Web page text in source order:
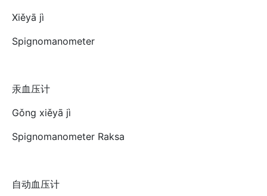
Xiěyā jì
Spignomanometer
汞血压计
Gǒng xiěyā jì
Spignomanometer Raksa
自动血压计